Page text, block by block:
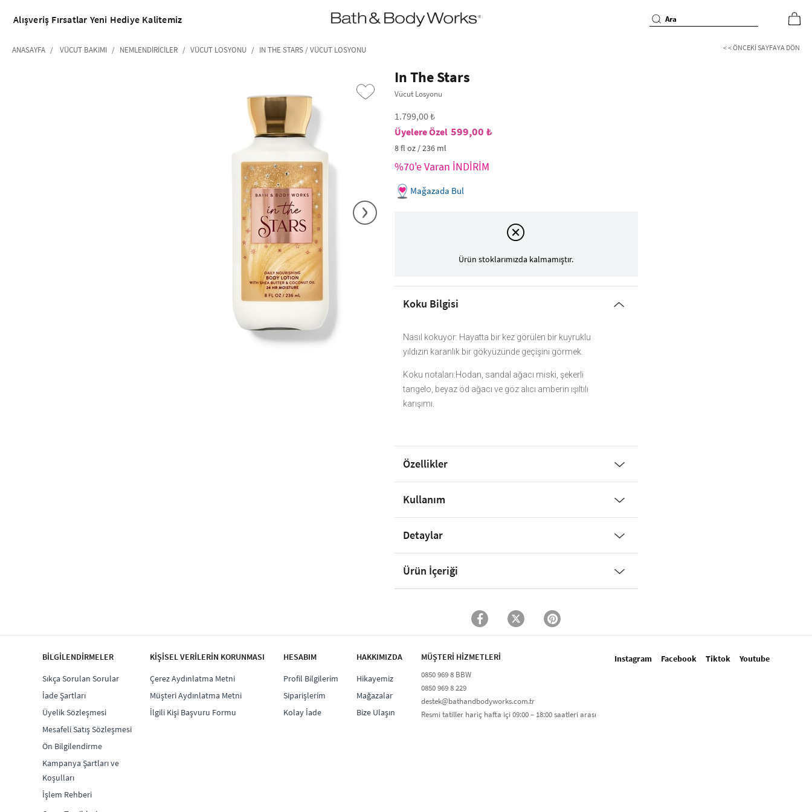
•2200₺ ve Üzeri Kargo Ücretsiz!•
*Promosyon Detayları
Alışveriş Fırsatlar Yeni Hediye Kalitemiz
ANASAYFA VÜCUT BAKIMI NEMLENDIRICILER VÜCUT LOSYONU IN THE STARS / VÜCUT LOSYONU < < ÖNCEKI SAYFAYA DÖN
›
In The Stars
Vücut Losyonu
1.799,00 ₺
599,00 ₺
8 fl oz / 236 ml
%70'e Varan İNDİRİM
Mağazada Bul
Ürün stoklarımızda kalmamıştır.
Koku Bilgisi
Nasıl kokuyor: Hayatta bir kez görülen bir kuyruklu
yıldızın karanlık bir gökyüzünde geçişini görmek.
Koku notaları:Hodan, sandal ağacı miski, şekerli
tangelo, beyaz öd ağacı ve göz alıcı amberin ışıltılı
karışımı.
Özellikler
Kullanım
Detaylar
Ürün İçeriği
Instagram Facebook Tiktok Youtube
BİLGİLENDİRMELER
Sıkça Sorulan Sorular
İade Şartları
Üyelik Sözleşmesi
Mesafeli Satış Sözleşmesi
Ön Bilgilendirme
Kampanya Şartları ve
Koşulları
İşlem Rehberi
KİŞİSEL VERİLERİN KORUNMASI
Çerez Aydınlatma Metni
Müşteri Aydınlatma Metni
İlgili Kişi Başvuru Formu
HESABIM
Profil Bilgilerim
Siparişlerim
Kolay İade
HAKKIMIZDA
Hikayemiz
Mağazalar
Bize Ulaşın
MÜŞTERİ HİZMETLERİ​
0850 969 8 BBW​
0850 969 8 229​​
destek@bathandbodyworks.com.tr
Resmi tatiller hariç hafta içi 09:00 – 18:00 saatleri arası​